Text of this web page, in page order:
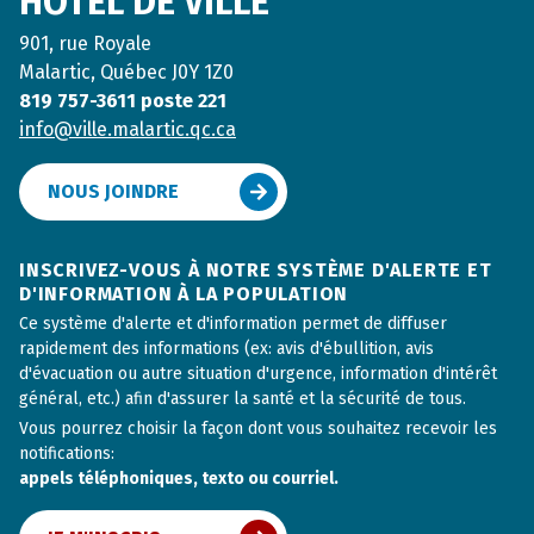
901, rue Royale
Malartic, Québec J0Y 1Z0
819 757-3611 poste 221
info@ville.malartic.qc.ca
NOUS JOINDRE
INSCRIVEZ-VOUS À NOTRE SYSTÈME D'ALERTE ET
D'INFORMATION À LA POPULATION
Ce système d'alerte et d'information permet de diffuser
rapidement des informations (ex: avis d'ébullition, avis
d'évacuation ou autre situation d'urgence, information d'intérêt
général, etc.) afin d'assurer la santé et la sécurité de tous.
Vous pourrez choisir la façon dont vous souhaitez recevoir les
notifications:
appels téléphoniques, texto ou courriel.